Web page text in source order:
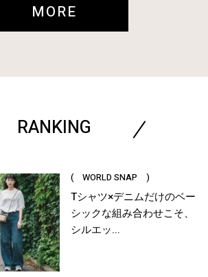
MORE
RANKING
( WORLD SNAP )
Tシャツ×デニムだけのベー
シックな組み合わせこそ、
シルエッ...